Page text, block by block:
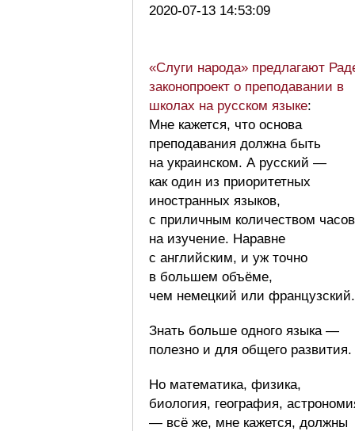
2020-07-13 14:53:09
«Слуги народа» предлагают
законопроект о преподавании в
школах на русском языке:
Мне кажется, что основа
преподавания должна быть
на украинском. А русский —
как один из приоритетных
иностранных языков,
с приличным количеством часов
на изучение. Наравне
с английским, и уж точно
в большем объёме,
чем немецкий или французский.
Знать больше одного языка —
полезно и для общего развития.
Но математика, физика,
биология, география,
— всё же, мне кажется, должны